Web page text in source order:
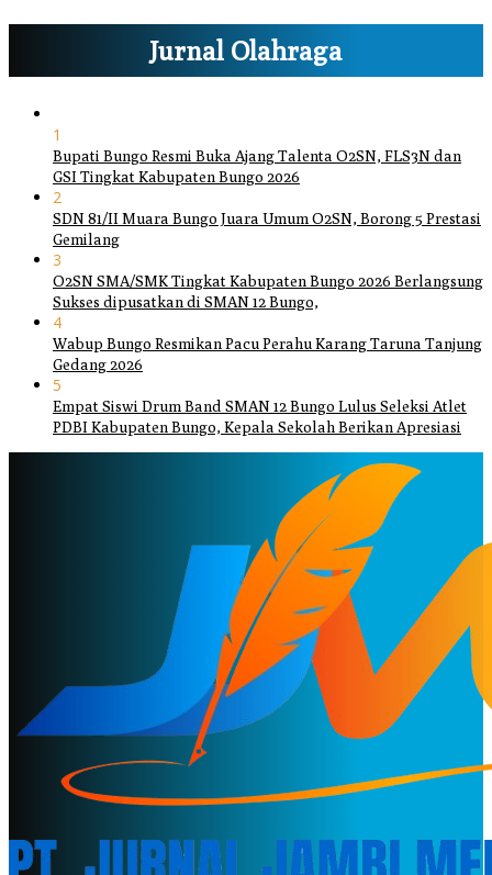
Jurnal Olahraga
1
Bupati Bungo Resmi Buka Ajang Talenta O2SN, FLS3N dan
GSI Tingkat Kabupaten Bungo 2026
2
SDN 81/II Muara Bungo Juara Umum O2SN, Borong 5 Prestasi
Gemilang
3
O2SN SMA/SMK Tingkat Kabupaten Bungo 2026 Berlangsung
Sukses dipusatkan di SMAN 12 Bungo,
4
Wabup Bungo Resmikan Pacu Perahu Karang Taruna Tanjung
Gedang 2026
5
Empat Siswi Drum Band SMAN 12 Bungo Lulus Seleksi Atlet
PDBI Kabupaten Bungo, Kepala Sekolah Berikan Apresiasi